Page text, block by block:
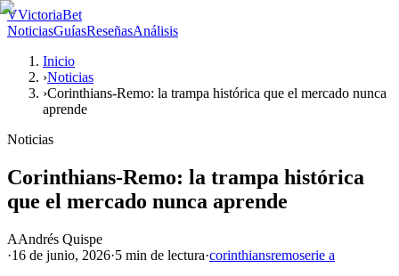
VVictoriaBet
NoticiasGuíasReseñasAnálisis
Inicio
›Noticias
›Corinthians-Remo: la trampa histórica que el mercado nunca
aprende
Noticias
Corinthians-Remo: la trampa histórica
que el mercado nunca aprende
AAndrés Quispe
·16 de junio, 2026·5 min de lectura·corinthiansremoserie a